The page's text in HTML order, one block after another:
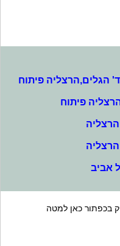
הגלים,הרצליה פיתוח
פיתוח
אביב
בכפתור כאן למטה